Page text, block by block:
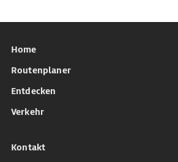
Home
Routenplaner
Entdecken
Verkehr
Kontakt